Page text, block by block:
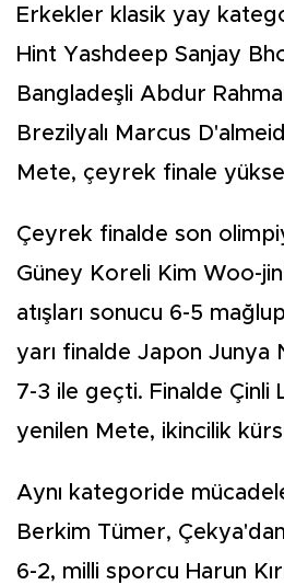
Erkekler klasik yay
Hint Yashdeep Sanjay
Bangladeşli Abdur
Brezilyalı Marcus
Mete, çeyrek finale
Çeyrek finalde son
Güney Koreli Kim Woo-
atışları sonucu 6-5
yarı finalde Japon Junya
7-3 ile geçti. Finalde Çinli
yenilen Mete, ikincilik
Aynı kategoride
Berkim Tümer,
6-2, milli sporcu Harun